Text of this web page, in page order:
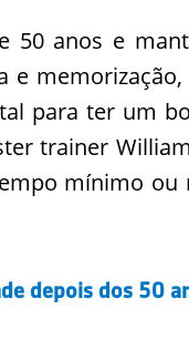
50 anos e
e
para ter um
trainer
mínimo
depois dos 50